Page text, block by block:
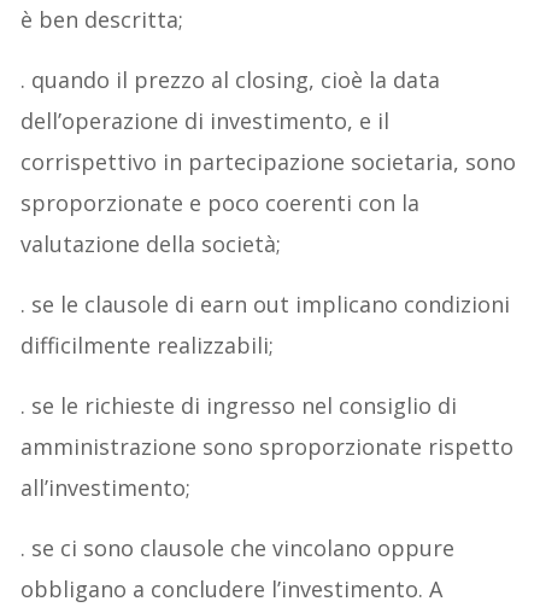
è ben descritta;
. quando il prezzo al closing, cioè la data
dell’operazione di investimento, e il
corrispettivo in partecipazione societaria, sono
sproporzionate e poco coerenti con la
valutazione della società;
. se le clausole di earn out implicano condizioni
difficilmente realizzabili;
. se le richieste di ingresso nel consiglio di
amministrazione sono sproporzionate rispetto
all’investimento;
. se ci sono clausole che vincolano oppure
obbligano a concludere l’investimento. A